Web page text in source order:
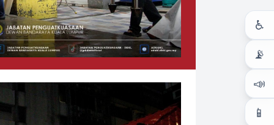
♿
📡
📣
📱